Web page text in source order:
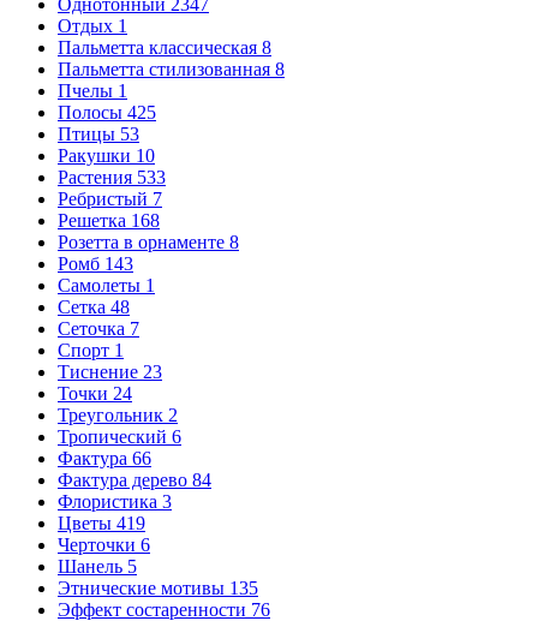
Однотонный 2347
Отдых 1
Пальметта классическая 8
Пальметта стилизованная 8
Пчелы 1
Полосы 425
Птицы 53
Ракушки 10
Растения 533
Ребристый 7
Решетка 168
Розетта в орнаменте 8
Ромб 143
Самолеты 1
Сетка 48
Сеточка 7
Спорт 1
Тиснение 23
Точки 24
Треугольник 2
Тропический 6
Фактура 66
Фактура дерево 84
Флористика 3
Цветы 419
Черточки 6
Шанель 5
Этнические мотивы 135
Эффект состаренности 76